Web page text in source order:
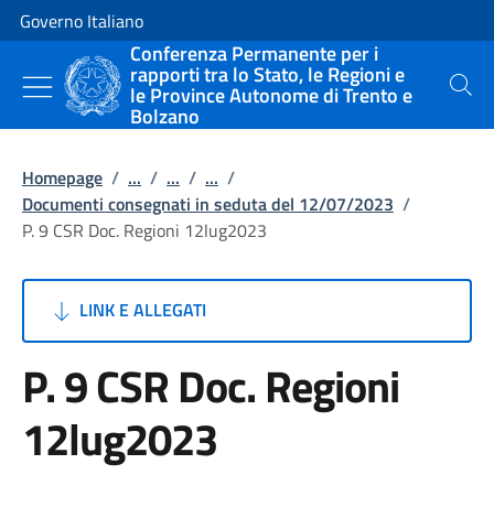
Vai al contenuto
Vai alla navigazione del sito
Governo Italiano
Conferenza Permanente per i
rapporti tra lo Stato, le Regioni e
le Province Autonome di Trento e
Bolzano
Cerca
Homepage / ... / ... / ... /
Documenti consegnati in seduta del 12/07/2023 /
P. 9 CSR Doc. Regioni 12lug2023
LINK E ALLEGATI
P. 9 CSR Doc. Regioni
12lug2023